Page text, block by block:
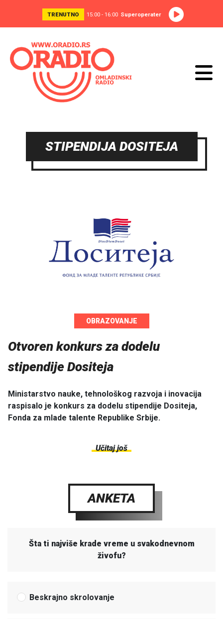
TRENUTNO 15:00 - 16:00 Superoperater
STIPENDIJA DOSITEJA
OBRAZOVANJE
Otvoren konkurs za dodelu
stipendije Dositeja
Ministarstvo nauke, tehnološkog razvoja i inovacija
raspisalo je konkurs za dodelu stipendije Dositeja,
Fonda za mlade talente Republike Srbije.
Učitaj još
ANKETA
Šta ti najviše krade vreme u svakodnevnom
živofu?
Beskrajno skrolovanje